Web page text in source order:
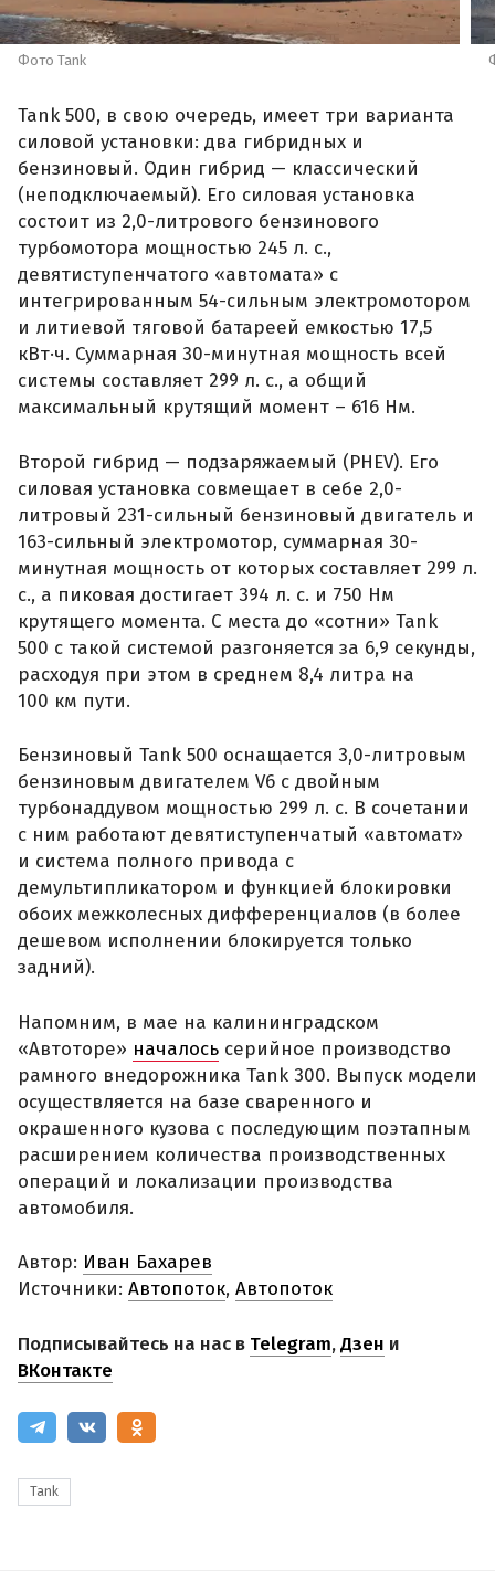
Фото Tank
Tank 500, в свою очередь, имеет три варианта
силовой установки: два гибридных и
бензиновый. Один гибрид — классический
(неподключаемый). Его силовая установка
состоит из 2,0-литрового бензинового
турбомотора мощностью 245 л. с.,
девятиступенчатого «автомата» с
интегрированным 54-сильным электромотором
и литиевой тяговой батареей емкостью 17,5
кВт·ч. Суммарная 30-минутная мощность всей
системы составляет 299 л. с., а общий
максимальный крутящий момент – 616 Нм.
Второй гибрид — подзаряжаемый (PHEV). Его
силовая установка совмещает в себе 2,0-
литровый 231-сильный бензиновый двигатель и
163-сильный электромотор, суммарная 30-
минутная мощность от которых составляет 299 л.
с., а пиковая достигает 394 л. с. и 750 Нм
крутящего момента. С места до «сотни» Tank
500 с такой системой разгоняется за 6,9 секунды,
расходуя при этом в среднем 8,4 литра на
100 км пути.
Бензиновый Tank 500 оснащается 3,0-литровым
бензиновым двигателем V6 с двойным
турбонаддувом мощностью 299 л. с. В сочетании
с ним работают девятиступенчатый «автомат»
и система полного привода с
демультипликатором и функцией блокировки
обоих межколесных дифференциалов (в более
дешевом исполнении блокируется только
задний).
Напомним, в мае на калининградском
«Автоторе» началось серийное производство
рамного внедорожника Tank 300. Выпуск модели
осуществляется на базе сваренного и
окрашенного кузова с последующим поэтапным
расширением количества производственных
операций и локализации производства
автомобиля.
Автор: Иван Бахарев
Источники: Автопоток, Автопоток
Подписывайтесь на нас в Telegram,Дзен и
ВКонтакте
Tank